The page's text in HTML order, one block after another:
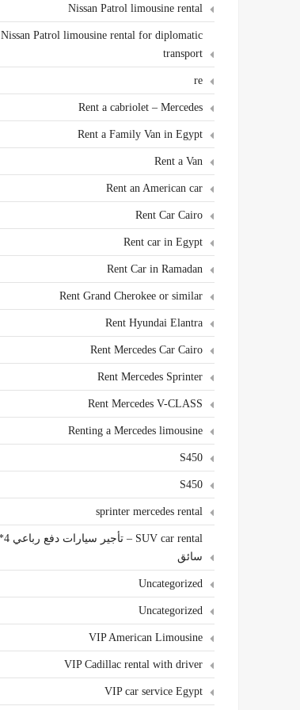
Nissan Patrol limousine rental
Nissan Patrol limousine rental for diplomatic
transport
re
Rent a cabriolet – Mercedes
Rent a Family Van in Egypt
Rent a Van
Rent an American car
Rent Car Cairo
Rent car in Egypt
Rent Car in Ramadan
Rent Grand Cherokee or similar
Rent Hyundai Elantra
Rent Mercedes Car Cairo
Rent Mercedes Sprinter
Rent Mercedes V-CLASS
Renting a Mercedes limousine
S450
S450
sprinter mercedes rental
سائق
Uncategorized
Uncategorized
VIP American Limousine
VIP Cadillac rental with driver
VIP car service Egypt